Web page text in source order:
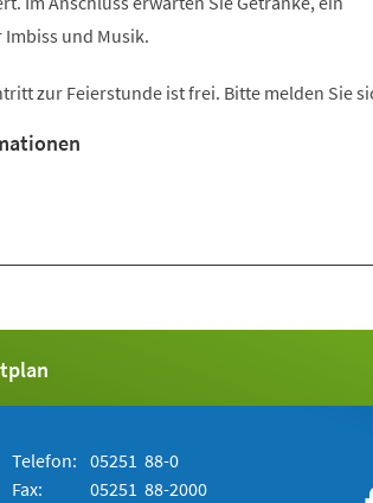
Imbiss und Musik.
zur Feierstunde ist frei. Bitte melden Sie
Telefon: 05251 88-0
Fax:
05251 88-2000